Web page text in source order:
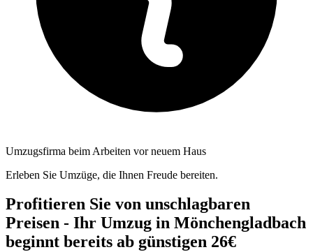
Umzugsfirma beim Arbeiten vor neuem Haus
Erleben Sie Umzüge, die Ihnen Freude bereiten.
Profitieren Sie von unschlagbaren
Preisen - Ihr Umzug in Mönchengladbach
beginnt bereits ab günstigen 26€